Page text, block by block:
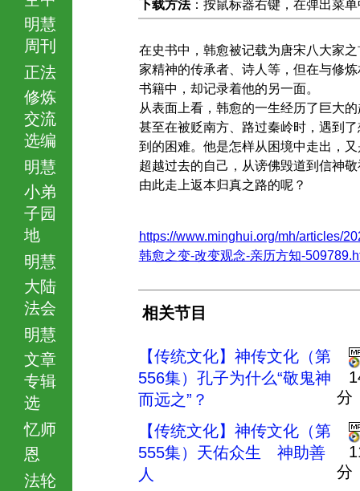
明慧
周刊
正法
修炼
交流
选编
明慧
小弟
子园
地
明慧
大陆
法会
明慧
文章
专辑
选
忆师
恩
法轮
下载方法：按鼠标器右键，在弹出菜
在史书中，韩愈被记载为唐宋八大家
家精神的传承者、诗人等，但在与修
书籍中，却记录着他的另一面。
从表面上看，韩愈的一生经历了巨大
甚至在被贬南方、路过秦岭时，遇到
到的困难。他是怎样从困境中走出，
超越过去的自己，从谤佛毁道到信神
由此走上返本归真之路的呢？
https://www.minghui.org/mh/articles/
韩愈之变-改变观念-亲历方知-
相关节目
【传统文化】神传文化（第
556集）孔子为什么“敬鬼神
而远之”？
分
【传统文化】神传文化（第
555集）天佑众生 神助善
人
分